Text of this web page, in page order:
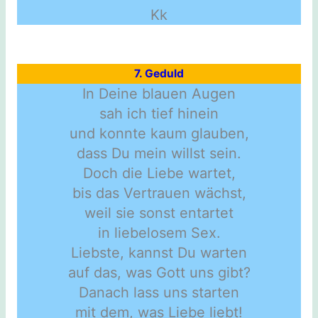
Kk
7. Geduld
In Deine blauen Augen
sah ich tief hinein
und konnte kaum glauben,
dass Du mein willst sein.
Doch die Liebe wartet,
bis das Vertrauen wächst,
weil sie sonst entartet
in liebelosem Sex.
Liebste, kannst Du warten
auf das, was Gott uns gibt?
Danach lass uns starten
mit dem, was Liebe liebt!